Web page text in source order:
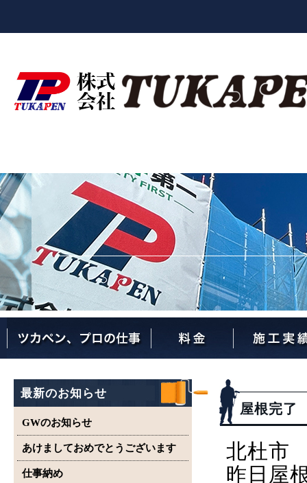
最新のお知らせ
GWのお知らせ
あけましておめでとうございます
仕事納め
屋根完了
北杜市
昨日屋